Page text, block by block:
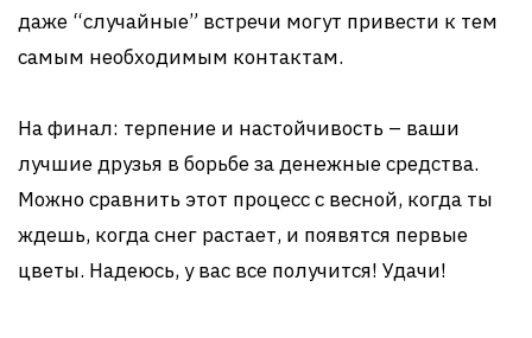
даже “случайные” встречи могут привести к тем
самым необходимым контактам.
На финал: терпение и настойчивость – ваши
лучшие друзья в борьбе за денежные средства.
Можно сравнить этот процесс с весной, когда ты
ждешь, когда снег растает, и появятся первые
цветы. Надеюсь, у вас все получится! Удачи!